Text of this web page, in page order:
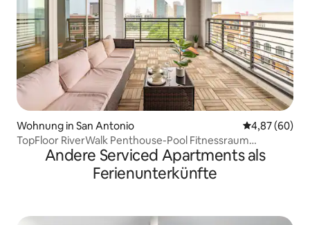
Wohnung in San Antonio
4,87 (60)
TopFloor RiverWalk Penthouse-Pool Fitnessraum
Kostenlose Parkplätze
Andere Serviced Apartments als
Ferienunterkünfte